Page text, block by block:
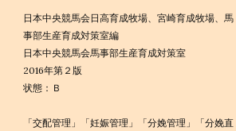
日本中央競馬会日高育成牧場、宮崎育成牧場、馬
事部生産育成対策室編
日本中央競馬会馬事部生産育成対策室
2016年第２版
状態：Ｂ
「交配管理」「妊娠管理」「分娩管理」「分娩直